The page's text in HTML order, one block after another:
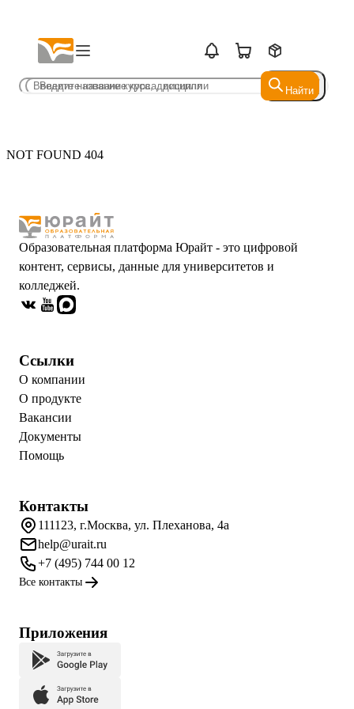
Найти
Найти
NOT FOUND 404
Образовательная платформа Юрайт - это цифровой
контент, сервисы, данные для университетов и
колледжей.
Ссылки
О компании
О продукте
Вакансии
Документы
Помощь
Контакты
111123, г.Москва, ул. Плеханова, 4а
help@urait.ru
+7 (495) 744 00 12
Все контакты
Приложения